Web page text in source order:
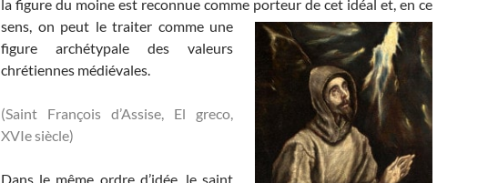
la figure du moine est reconnue comme porteur de cet idéal et, en ce
sens, on peut le traiter comme une
figure archétypale des valeurs
chrétiennes médiévales.
(Saint François d’Assise, El greco,
XVIe siècle)
Dans le même ordre d’idée, le saint